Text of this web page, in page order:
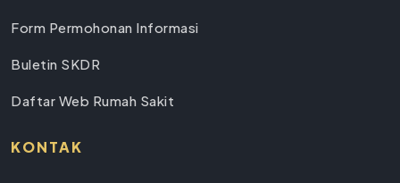
Form Permohonan Informasi
Buletin SKDR
Daftar Web Rumah Sakit
KONTAK